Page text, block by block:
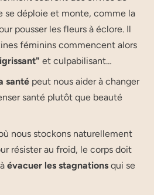
se déploie et monte, comme la
pousser les fleurs à éclore. Il
féminins commencent alors
et culpabilisant…
santé peut nous aider à changer
santé plutôt que beauté
nous stockons naturellement
résister au froid, le corps doit
évacuer les stagnations qui se